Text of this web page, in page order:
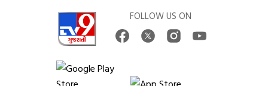
FOLLOW US ON